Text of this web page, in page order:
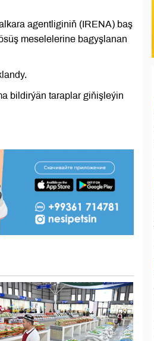
agentliginiň (IRENA) baş
meselelerine bagyşlanan
bildirýän taraplar giňişleýin